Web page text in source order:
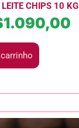
CHIPS 10 KG
1.090,00